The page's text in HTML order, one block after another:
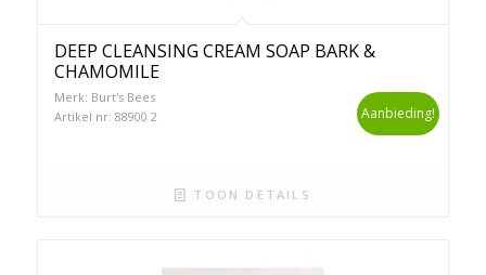
DEEP CLEANSING CREAM SOAP BARK &
CHAMOMILE
Merk: Burt's Bees
Artikel nr: 88900 2
Aanbieding!
TOON DETAILS